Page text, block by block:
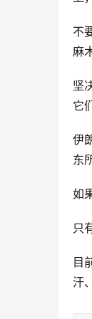
不
麻
坚
它
伊
东
如
只
目
汗